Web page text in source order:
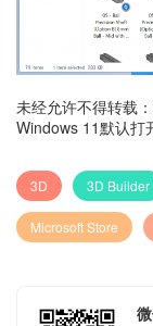
未经允许不得转载：
Windows 11默认打
3D 3D Builder
Microsoft Store